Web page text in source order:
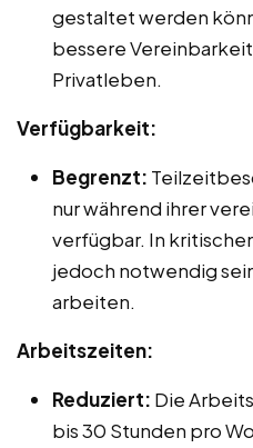
gestaltet werden
bessere
Privatleben.
Verfügbarkeit:
Begrenzt:
nur während ihrer
verfügbar. In
jedoch notwendig
arbeiten.
Arbeitszeiten:
Reduziert: Die
bis 30 Stunden pro